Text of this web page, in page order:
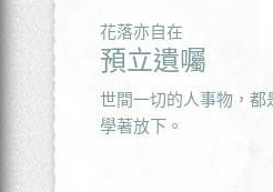
花落亦自在
預立遺囑
世間一切的人事物，
學著放下。